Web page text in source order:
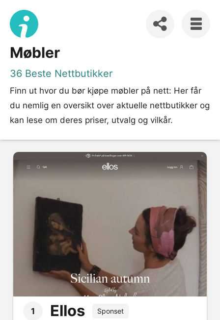
Møbler
36 Beste Nettbutikker
Finn ut hvor du bør kjøpe møbler på nett: Her får
du nemlig en oversikt over aktuelle nettbutikker og
kan lese om deres priser, utvalg og vilkår.
1 Ellos Sponset